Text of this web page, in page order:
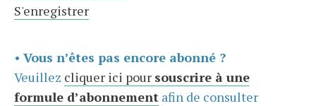
S'enregistrer
• Vous n’êtes pas encore abonné ?
Veuillez cliquer ici pour souscrire à une
formule d’abonnement afin de consulter